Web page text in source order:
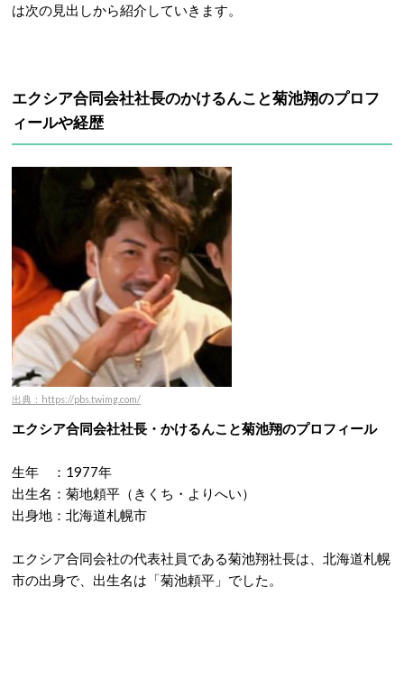
は次の見出しから紹介していきます。
エクシア合同会社社長のかけるんこと菊池翔のプロフ
ィールや経歴
出典：https://pbs.twimg.com/
エクシア合同会社社長・かけるんこと菊池翔のプロフィール
生年 ：1977年
出生名：菊地頼平（きくち・よりへい）
出身地：北海道札幌市
エクシア合同会社の代表社員である菊池翔社長は、北海道札幌
市の出身で、出生名は「菊池頼平」でした。